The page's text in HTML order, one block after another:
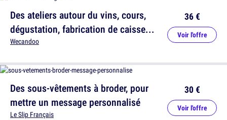
Des ateliers autour du vins, cours,
dégustation, fabrication de caisse...
Wecandoo
36 €
Voir l'offre
Des sous-vêtements à broder, pour
mettre un message personnalisé
Le Slip Français
30 €
Voir l'offre